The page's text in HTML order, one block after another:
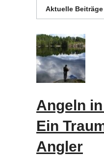
Aktuelle Beiträge
Angeln
Ein
Angler